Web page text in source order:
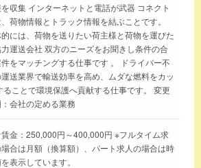
収集 インターネットと電話が武器 コネクト
、荷物情報とトラック情報を結ぶことです。
には、荷物を送りたい荷主様と荷物を運びた
運送会社 双方のニーズをお聞きし条件の合
件をマッチングする仕事です 。 ドライバー不
運送業界で輸送効率を高め、ムダな燃料をカッ
ることで環境保護へ貢献する仕事です。 変更
会社の定める業務
金：250,000円～400,000円 ※フルタイム求
場合は月額（換算額）、パート求人の場合は時
表示しています。